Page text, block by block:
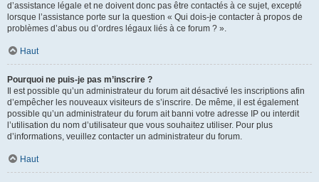
d’assistance légale et ne doivent donc pas être contactés à ce sujet, excepté
lorsque l’assistance porte sur la question « Qui dois-je contacter à propos de
problèmes d’abus ou d’ordres légaux liés à ce forum ? ».
Haut
Pourquoi ne puis-je pas m’inscrire ?
Il est possible qu’un administrateur du forum ait désactivé les inscriptions afin
d’empêcher les nouveaux visiteurs de s’inscrire. De même, il est également
possible qu’un administrateur du forum ait banni votre adresse IP ou interdit
l’utilisation du nom d’utilisateur que vous souhaitez utiliser. Pour plus
d’informations, veuillez contacter un administrateur du forum.
Haut